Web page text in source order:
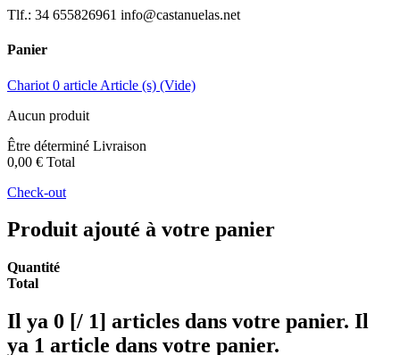
Tlf.: 34 655826961 info@castanuelas.net
Panier
Chariot 0 article Article (s) (Vide)
Aucun produit
Être déterminé Livraison
0,00 € Total
Check-out
Produit ajouté à votre panier
Quantité
Total
Il ya 0 [/ 1] articles dans votre panier. Il
ya 1 article dans votre panier.